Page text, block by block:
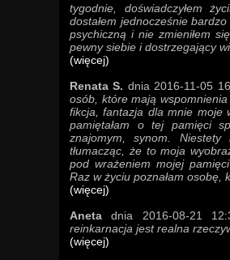
tygodnie, doświadczyłem
dostałem jednocześnie
psychiczną i nie zmieniłem
pewny siebie i dostrzegający
(więcej)
Renata S. dnia 2016-11-05
osób, które mają
fikcja, fantazja dla mnie moje
pamiętałam o tej pamięci
znajomym, synom.
tłumacząc, że to moja
pod wrażeniem mojej
Raz w życiu poznałam osobę,
(więcej)
Aneta dnia 2016-08-21
reinkarnacja jest realna
(więcej)